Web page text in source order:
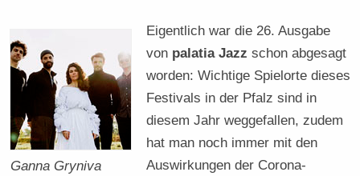
Ganna Gryniva
Eigentlich war die 26. Ausgabe
von palatia Jazz schon abgesagt
worden: Wichtige Spielorte dieses
Festivals in der Pfalz sind in
diesem Jahr weggefallen, zudem
hat man noch immer mit den
Auswirkungen der Corona-